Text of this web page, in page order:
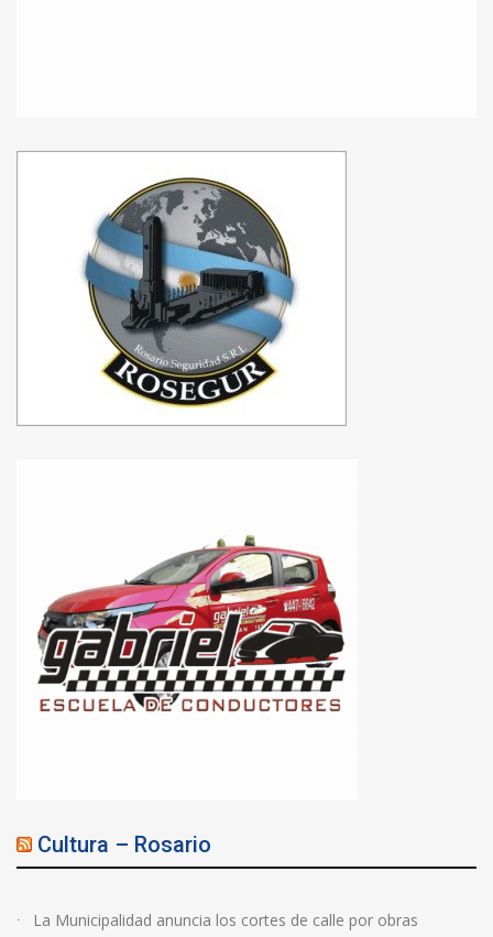
Cultura – Rosario
La Municipalidad anuncia los cortes de calle por obras